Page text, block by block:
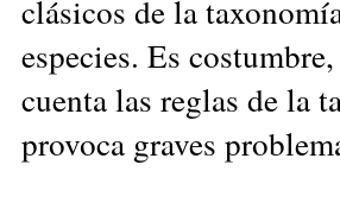
clásicos de la
especies. Es
cuenta las reglas de la
provoca graves